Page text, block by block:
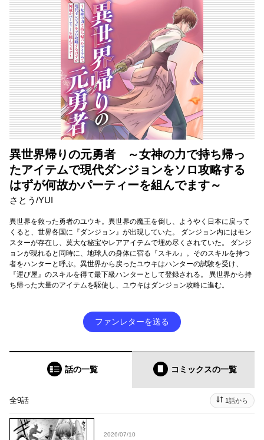
異世界帰りの元勇者 ～女神の力で持ち帰っ
たアイテムで現代ダンジョンをソロ攻略する
はずが何故かパーティーを組んでます～
さとう/YUI
異世界を救った勇者のユウキ。異世界の魔王を倒し、ようやく日本に戻って
くると、世界各国に『ダンジョン』が出現していた。 ダンジョン内にはモン
スターが存在し、莫大な秘宝やレアアイテムで埋め尽くされていた。 ダンジ
ョンが現れると同時に、地球人の身体に宿る『スキル』。そのスキルを持つ
者をハンターと呼ぶ。異世界から戻ったユウキはハンターの試験を受け、
『運び屋』のスキルを得て最下級ハンターとして登録される。 異世界から持
ち帰った大量のアイテムを駆使し、ユウキはダンジョン攻略に進む。
ファンレターを送る
話の一覧 コミックスの一覧
全9話 1話から
2026/07/10